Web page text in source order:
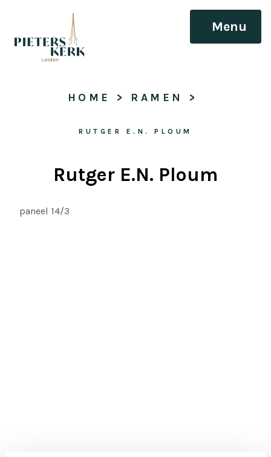
Menu
HOME > RAMEN >
RUTGER E.N. PLOUM
Rutger E.N. Ploum
paneel 14/3